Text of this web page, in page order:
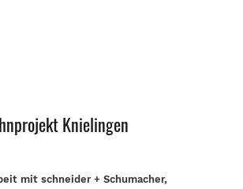
Knielingen
mit schneider + Schumacher,